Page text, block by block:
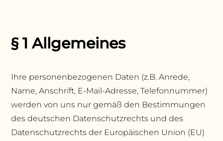
§ 1 Allgemeines
Ihre personenbezogenen Daten (z.B. Anrede,
Name, Anschrift, E-Mail-Adresse, Telefonnummer)
werden von uns nur gemäß den Bestimmungen
des deutschen Datenschutzrechts und des
Datenschutzrechts der Europäischen Union (EU)